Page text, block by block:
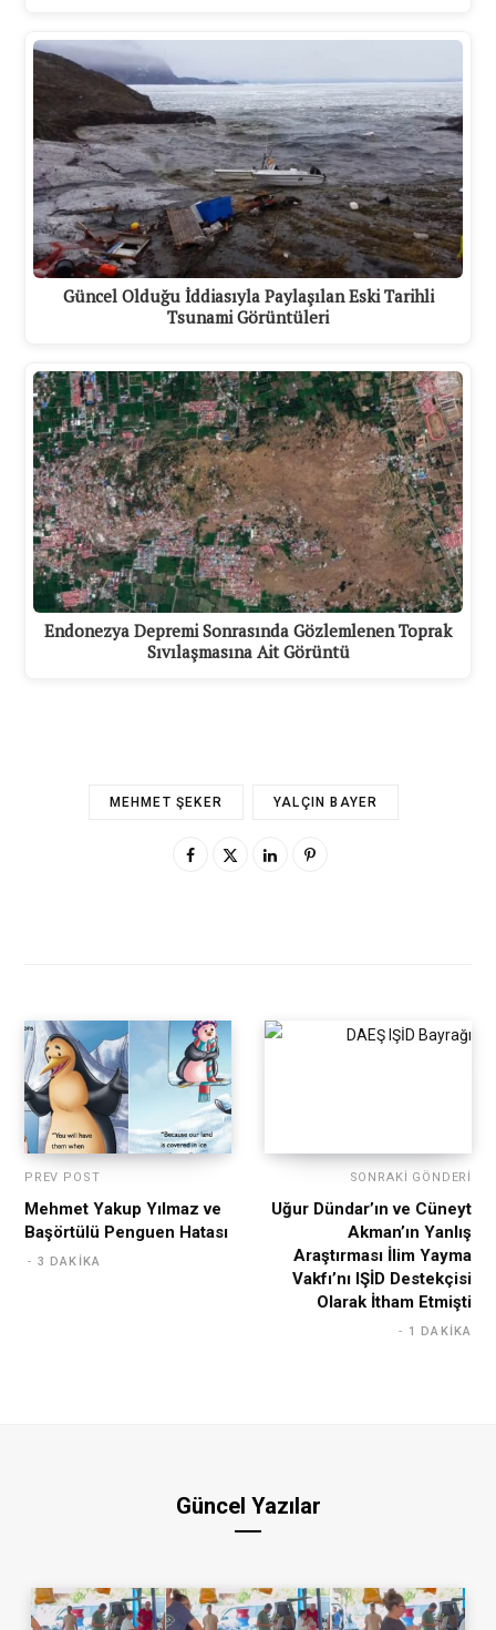
Güncel Olduğu İddiasıyla Paylaşılan Eski Tarihli
Tsunami Görüntüleri
Endonezya Depremi Sonrasında Gözlemlenen Toprak
Sıvılaşmasına Ait Görüntü
MEHMET ŞEKER YALÇIN BAYER
PREV POST
Mehmet Yakup Yılmaz ve
Başörtülü Penguen Hatası
3 DAKIKA
SONRAKI GÖNDERI
Uğur Dündar’ın ve Cüneyt
Akman’ın Yanlış
Araştırması İlim Yayma
Vakfı’nı IŞİD Destekçisi
Olarak İtham Etmişti
1 DAKIKA
Güncel Yazılar